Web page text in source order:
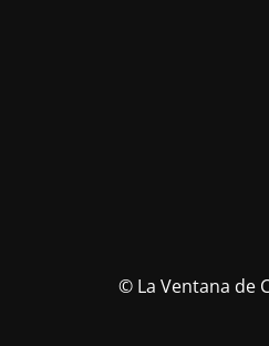
© La Ventana de